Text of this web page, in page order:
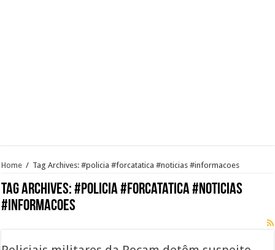
Home / Tag Archives: #policia #forcatatica #noticias #informacoes
Tag Archives:#policia #forcatatica #noticias
#informacoes